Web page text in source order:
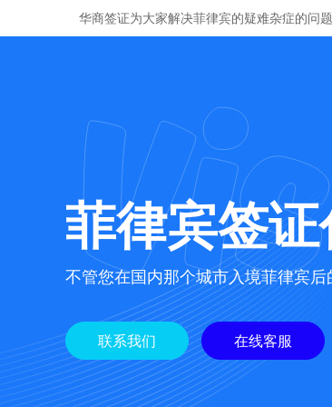
华商签证为大家解决菲律宾的疑难杂症的问题
菲律宾签
不管您在国内那个城市入境菲律宾
联系我们 在线客服